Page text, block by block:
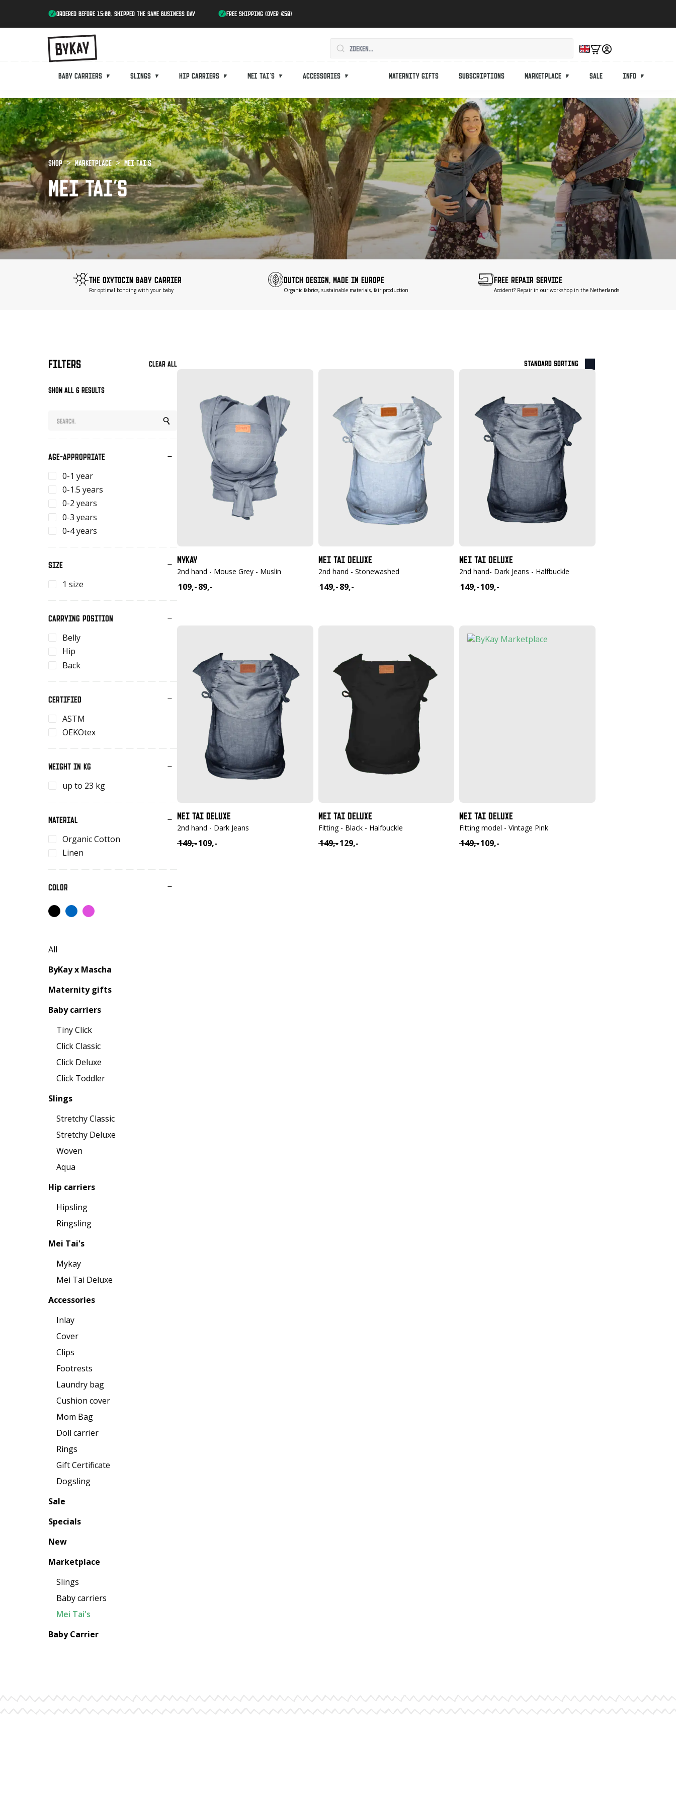
ordered before 15:00, shipped the same business day Free shipping (over €50)
Baby carriers Slings Hip carriers Mei tai's Accessories Maternity gifts Subscriptions Marketplace Sale Info
Shop Marketplace Mei Tai's
MEI TAI'S
THE OXYTOCIN BABY CARRIER
For optimal bonding with your baby
DUTCH DESIGN, MADE IN EUROPE
Organic fabrics, sustainable materials, fair production
FREE REPAIR SERVICE
Accident? Repair in our workshop in the Netherlands
Filters Clear all
Show all 6 results
AGE-APPROPRIATE
0-1 year
0-1.5 years
0-2 years
0-3 years
0-4 years
SIZE
1 size
CARRYING POSITION
Belly
Hip
Back
CERTIFIED
ASTM
OEKOtex
WEIGHT IN KG
up to 23 kg
MATERIAL
Organic Cotton
Linen
COLOR
All
ByKay x Mascha
Maternity gifts
Baby carriers
Tiny Click
Click Classic
Click Deluxe
Click Toddler
Slings
Stretchy Classic
Stretchy Deluxe
Woven
Aqua
Hip carriers
Hipsling
Ringsling
Mei Tai's
Mykay
Mei Tai Deluxe
Accessories
Inlay
Cover
Clips
Footrests
Laundry bag
Cushion cover
Mom Bag
Doll carrier
Rings
Gift Certificate
Dogsling
Sale
Specials
New
Marketplace
Slings
Baby carriers
Mei Tai's
Baby Carrier
MYKAY
2nd hand - Mouse Grey - Muslin
109,-
Oorspronkelijke
89,-
Huidige
MEI TAI DELUXE
2nd hand - Stonewashed
149,-
Oorspronkelijke
89,-
Huidige
MEI TAI DELUXE
2nd hand- Dark Jeans - Halfbuckle
149,-
Oorspronkelijke
109,-
Huidige
MEI TAI DELUXE
2nd hand - Dark Jeans
149,-
Oorspronkelijke
109,-
Huidige
MEI TAI DELUXE
Fitting - Black - Halfbuckle
149,-
Oorspronkelijke
129,-
Huidige
MEI TAI DELUXE
Fitting model - Vintage Pink
149,-
Oorspronkelijke
109,-
Huidige